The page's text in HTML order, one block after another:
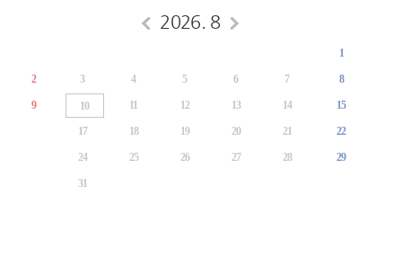
2026. 8
1
2 3 4 5 6 7 8
9 10 11 12 13 14 15
17 18 19 20 21 22
24 25 26 27 28 29
31